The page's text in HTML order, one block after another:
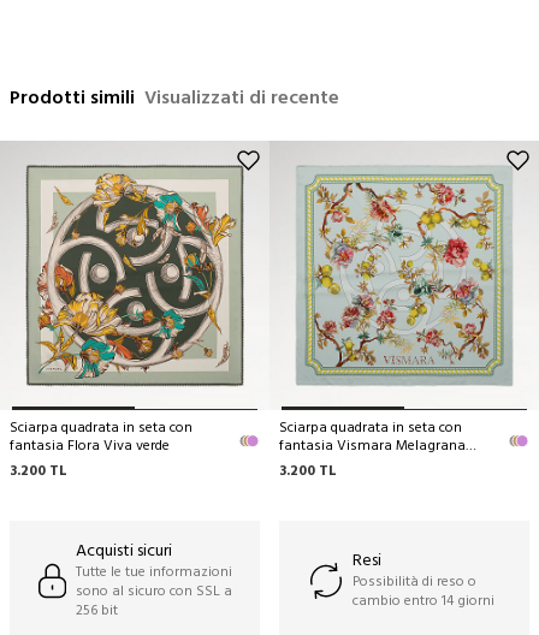
Non lavare a mano,
Non centrifugare.
Prodotti simili Visualizzati di recente
Sciarpa quadrata in seta con
fantasia Flora Viva verde
3.200 TL
Sciarpa quadrata in seta con
fantasia Vismara Melagrana
menta
3.200 TL
Acquisti sicuri
Tutte le tue informazioni
sono al sicuro con SSL a
256 bit
Resi
Possibilità di reso o
cambio entro 14 giorni